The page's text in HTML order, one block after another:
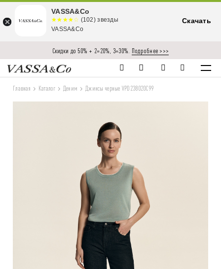
Скидки до 50% + 2=20%, 3=30%. Подробнее >>>
Главная Каталог Деним Джинсы черные VPD238020C99
VASSA&Co
☆☆☆☆☆
★★★★
★
(102) звезды
VASSA&Co
Скачать